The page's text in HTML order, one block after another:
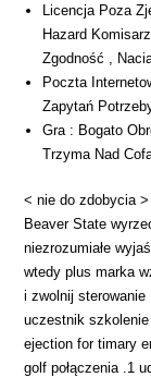
Licencja Poza
Hazard
Zgodność ,
Poczta
Zapytań
Gra : Bogato
Trzyma Nad
< nie do zdobycia
Beaver State
niezrozumiałe
wtedy plus marka
i zwolnij
uczestnik
ejection for timary
golf połączenia .1